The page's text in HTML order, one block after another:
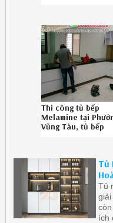
Thi công tủ bếp
Melamine tại
Vũng Tàu, tủ bếp
SĐT 0867895828
292619SA8
Tủ
Tủ
ích